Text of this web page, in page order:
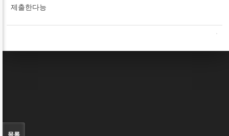
제출한다능
목록
Sketchbook5, 스케치북5
Sketchbook5, 스케치북5